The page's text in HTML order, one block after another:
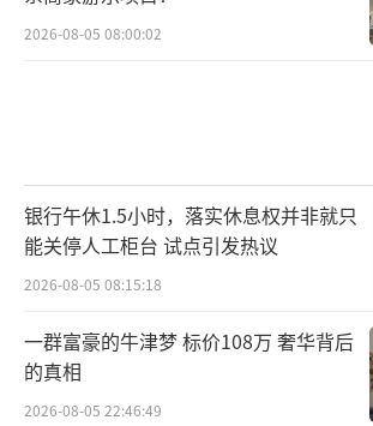
大疑点。首先，兰世立付款后
冻结其账户？兰世立提供的出账
款人武汉商界文化传媒有限公司
品营销有限公司支付了10万元
世立支付（2024）沪0115民初
项”，交易日期为10月21日。而
世立账户还是被冻结了，这背
2026-08-05 08:00:02
银行午休1.5小时，落实休息权并非就只
能关停人工柜台 试点引发热议
2026-08-05 08:15:18
一群富豪的牛津梦 标价108万 奢华背后
的真相
2026-08-05 22:46:49